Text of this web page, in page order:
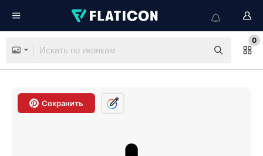
0
Сохранить